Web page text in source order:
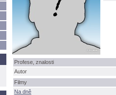
Profese, znalosti
Autor
Filmy
Na dně